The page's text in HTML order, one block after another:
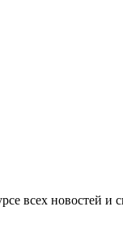
всех новостей и